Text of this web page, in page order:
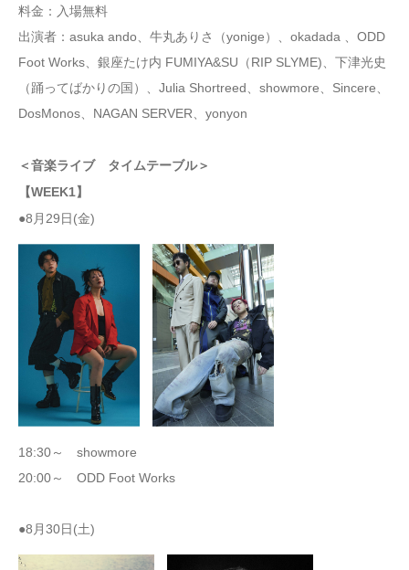
料金：入場無料
出演者：asuka ando、牛丸ありさ（yonige）、okadada 、ODD
Foot Works、銀座たけ内 FUMIYA&SU（RIP SLYME)、下津光史
（踊ってばかりの国）、Julia Shortreed、showmore、Sincere、
DosMonos、NAGAN SERVER、yonyon
＜音楽ライブ タイムテーブル＞
【WEEK1】
●8月29日(金)
18:30～ showmore
20:00～ ODD Foot Works
●8月30日(土)